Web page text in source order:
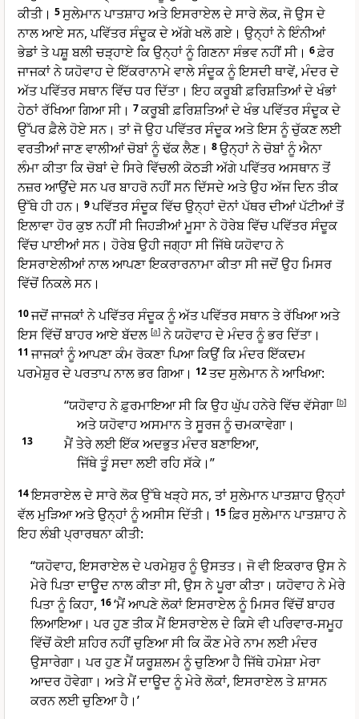
ਕੀਤੀ। 5ਸੁਲੇਮਾਨ ਪਾਤਸ਼ਾਹ ਅਤੇ ਇਸਰਾਏਲ ਦੇ ਸਾਰੇ ਲੋਕ, ਜੋ ਉਸ ਦੇ
ਨਾਲ ਆਏ ਸਨ, ਪਵਿੱਤਰ ਸੰਦੂਕ ਦੇ ਅੱਗੇ ਖਲੋ ਗਏ। ਉਨ੍ਹਾਂ ਨੇ ਇੰਨੀਆਂ
ਭੇਡਾਂ ਤੇ ਪਸ਼ੂ ਬਲੀ ਚੜ੍ਹਾਏ ਕਿ ਉਨ੍ਹਾਂ ਨੂੰ ਗਿਣਨਾ ਸੰਭਵ ਨਹੀਂ ਸੀ। 6ਫ਼ੇਰ
ਜਾਜਕਾਂ ਨੇ ਯਹੋਵਾਹ ਦੇ ਇੱਕਰਾਨਾਮੇ ਵਾਲੇ ਸੰਦੂਕ ਨੂੰ ਇਸਦੀ ਥਾਵੇਂ, ਮੰਦਰ ਦੇ
ਅੱਤ ਪਵਿੱਤਰ ਸਥਾਨ ਵਿੱਚ ਧਰ ਦਿੱਤਾ। ਇਹ ਕਰੂਬੀ ਫ਼ਰਿਸ਼ਤਿਆਂ ਦੇ ਖੰਭਾਂ
ਹੇਠਾਂ ਰੱਖਿਆ ਗਿਆ ਸੀ। 7ਕਰੂਬੀ ਫ਼ਰਿਸ਼ਤਿਆਂ ਦੇ ਖੰਭ ਪਵਿੱਤਰ ਸੰਦੂਕ ਦੇ
ਉੱਪਰ ਫ਼ੈਲੇ ਹੋਏ ਸਨ। ਤਾਂ ਜੋ ਉਹ ਪਵਿੱਤਰ ਸੰਦੂਕ ਅਤੇ ਇਸ ਨੂੰ ਚੁੱਕਣ ਲਈ
ਵਰਤੀਆਂ ਜਾਣ ਵਾਲੀਆਂ ਚੋਬਾਂ ਨੂੰ ਢੱਕ ਲੈਣ। 8ਉਨ੍ਹਾਂ ਨੇ ਚੋਬਾਂ ਨੂੰ ਐਨਾ
ਲੰਮਾ ਕੀਤਾ ਕਿ ਚੋਬਾਂ ਦੇ ਸਿਰੇ ਵਿੱਚਲੀ ਕੋਠੜੀ ਅੱਗੇ ਪਵਿੱਤਰ ਅਸਥਾਨ ਤੋਂ
ਨਜ਼ਰ ਆਉਂਦੇ ਸਨ ਪਰ ਬਾਹਰੋ ਨਹੀਂ ਸਨ ਦਿੱਸਦੇ ਅਤੇ ਉਹ ਅੱਜ ਦਿਨ ਤੀਕ
ਉੱਥੇ ਹੀ ਹਨ। 9ਪਵਿੱਤਰ ਸੰਦੂਕ ਵਿੱਚ ਉਨ੍ਹਾਂ ਦੋਨਾਂ ਪੱਥਰ ਦੀਆਂ ਪੱਟੀਆਂ ਤੋਂ
ਇਲਾਵਾ ਹੋਰ ਕੁਝ ਨਹੀਂ ਸੀ ਜਿਹੜੀਆਂ ਮੂਸਾ ਨੇ ਹੋਰੇਬ ਵਿੱਚ ਪਵਿੱਤਰ ਸੰਦੂਕ
ਵਿੱਚ ਪਾਈਆਂ ਸਨ। ਹੋਰੇਬ ਉਹੀ ਜਗ੍ਹਾ ਸੀ ਜਿੱਥੇ ਯਹੋਵਾਹ ਨੇ
ਇਸਰਾਏਲੀਆਂ ਨਾਲ ਆਪਣਾ ਇਕਰਾਰਨਾਮਾ ਕੀਤਾ ਸੀ ਜਦੋਂ ਉਹ ਮਿਸਰ
ਵਿੱਚੋਂ ਨਿਕਲੇ ਸਨ।
10ਜਦੋਂ ਜਾਜਕਾਂ ਨੇ ਪਵਿੱਤਰ ਸੰਦੂਕ ਨੂੰ ਅੱਤ ਪਵਿੱਤਰ ਸਥਾਨ ਤੇ ਰੱਖਿਆ ਅਤੇ
ਇਸ ਵਿੱਚੋਂ ਬਾਹਰ ਆਏ ਬੱਦਲ [a] ਨੇ ਯਹੋਵਾਹ ਦੇ ਮੰਦਰ ਨੂੰ ਭਰ ਦਿੱਤਾ।
11ਜਾਜਕਾਂ ਨੂੰ ਆਪਣਾ ਕੰਮ ਰੋਕਣਾ ਪਿਆ ਕਿਉਂ ਕਿ ਮੰਦਰ ਇੱਕਦਮ
ਪਰਮੇਸ਼ੁਰ ਦੇ ਪਰਤਾਪ ਨਾਲ ਭਰ ਗਿਆ। 12ਤਦ ਸੁਲੇਮਾਨ ਨੇ ਆਖਿਆ:
“ਯਹੋਵਾਹ ਨੇ ਫ਼ੁਰਮਾਇਆ ਸੀ ਕਿ ਉਹ ਘੁੱਪ ਹਨੇਰੇ ਵਿੱਚ ਵੱਸੇਗਾ [b]
ਅਤੇ ਯਹੋਵਾਹ ਅਸਮਾਨ ਤੇ ਸੂਰਜ ਨੂੰ ਚਮਕਾਵੇਗਾ।
13
ਮੈਂ ਤੇਰੇ ਲਈ ਇੱਕ ਅਦਭੁਤ ਮੰਦਰ ਬਣਾਇਆ,
ਜਿੱਥੇ ਤੂੰ ਸਦਾ ਲਈ ਰਹਿ ਸੱਕੇ।”
14ਇਸਰਾਏਲ ਦੇ ਸਾਰੇ ਲੋਕ ਉੱਥੇ ਖੜ੍ਹੇ ਸਨ, ਤਾਂ ਸੁਲੇਮਾਨ ਪਾਤਸ਼ਾਹ ਉਨ੍ਹਾਂ
ਵੱਲ ਮੁੜਿਆ ਅਤੇ ਉਨ੍ਹਾਂ ਨੂੰ ਅਸੀਸ ਦਿੱਤੀ। 15ਫ਼ਿਰ ਸੁਲੇਮਾਨ ਪਾਤਸ਼ਾਹ ਨੇ
ਇਹ ਲੰਬੀ ਪ੍ਰਾਰਥਨਾ ਕੀਤੀ:
“ਯਹੋਵਾਹ, ਇਸਰਾਏਲ ਦੇ ਪਰਮੇਸ਼ੁਰ ਨੂੰ ਉਸਤਤ। ਜੋ ਵੀ ਇਕਰਾਰ ਉਸ ਨੇ
ਮੇਰੇ ਪਿਤਾ ਦਾਊਦ ਨਾਲ ਕੀਤਾ ਸੀ, ਉਸ ਨੇ ਪੂਰਾ ਕੀਤਾ। ਯਹੋਵਾਹ ਨੇ ਮੇਰੇ
ਪਿਤਾ ਨੂੰ ਕਿਹਾ, 16‘ਮੈਂ ਆਪਣੇ ਲੋਕਾਂ ਇਸਰਾਏਲ ਨੂੰ ਮਿਸਰ ਵਿੱਚੋਂ ਬਾਹਰ
ਲਿਆਇਆ। ਪਰ ਹੁਣ ਤੀਕ ਮੈਂ ਇਸਰਾਏਲ ਦੇ ਕਿਸੇ ਵੀ ਪਰਿਵਾਰ-ਸਮੂਹ
ਵਿੱਚੋਂ ਕੋਈ ਸ਼ਹਿਰ ਨਹੀਂ ਚੁਣਿਆ ਸੀ ਕਿ ਕੌਣ ਮੇਰੇ ਨਾਮ ਲਈ ਮੰਦਰ
ਉਸਾਰੇਗਾ। ਪਰ ਹੁਣ ਮੈਂ ਯਰੂਸ਼ਲਮ ਨੂੰ ਚੁਣਿਆ ਹੈ ਜਿੱਥੇ ਹਮੇਸ਼ਾ ਮੇਰਾ
ਆਦਰ ਹੋਵੇਗਾ। ਅਤੇ ਮੈਂ ਦਾਊਦ ਨੂੰ ਮੇਰੇ ਲੋਕਾਂ, ਇਸਰਾਏਲ ਤੇ ਸ਼ਾਸਨ
ਕਰਨ ਲਈ ਚੁਣਿਆ ਹੈ।’